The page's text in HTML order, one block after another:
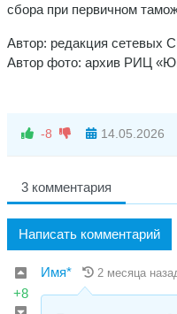
сбора при первичном
Автор: редакция сетевых
Автор фото: архив РИЦ
-8 14.05.2026
3 комментария
Написать комментарий
+8
Имя* 2 месяца